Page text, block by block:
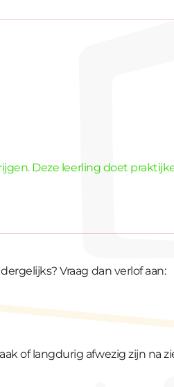
Deze leerling doet
Vraag dan verlof aan:
of langdurig afwezig zijn na